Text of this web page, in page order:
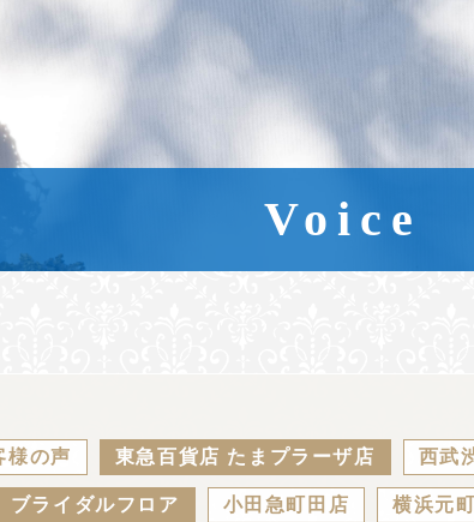
Voice
様の声 東急百貨店 たまプラーザ店 西武
ライダルフロア 小田急町田店 横浜元